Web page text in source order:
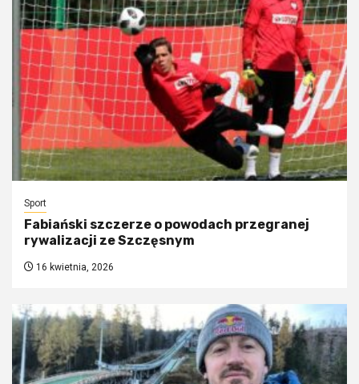
Sport
Fabiański szczerze o powodach przegranej
rywalizacji ze Szczęsnym
16 kwietnia, 2026